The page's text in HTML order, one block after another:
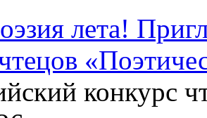
лета!
конкурс